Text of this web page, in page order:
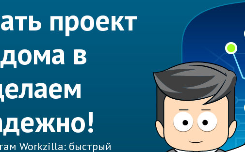
проект
в
Workzilla: быстрый